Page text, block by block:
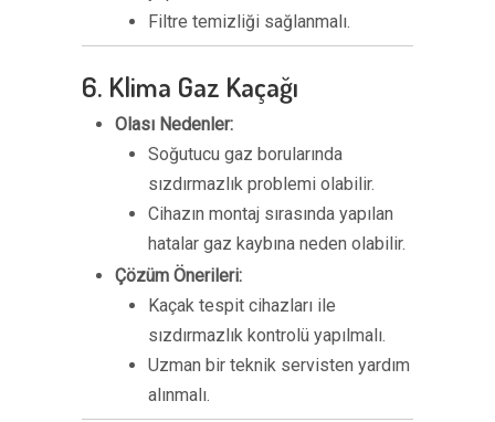
Filtre temizliği sağlanmalı.
6. Klima Gaz Kaçağı
Olası Nedenler:
Soğutucu gaz borularında
sızdırmazlık problemi olabilir.
Cihazın montaj sırasında yapılan
hatalar gaz kaybına neden olabilir.
Çözüm Önerileri:
Kaçak tespit cihazları ile
sızdırmazlık kontrolü yapılmalı.
Uzman bir teknik servisten yardım
alınmalı.